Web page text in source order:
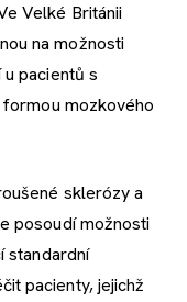
Velké Británii
na možnosti
pacientů s
mozkového
sklerózy a
posoudí možnosti
standardní
pacienty, jejichž